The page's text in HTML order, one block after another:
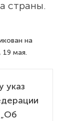
страны.
на
19 мая.
указ